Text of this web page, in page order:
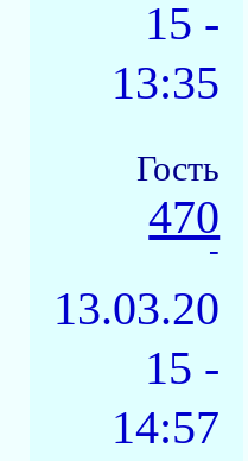
15 -
13:35
Гость
470
-
13.03.20
15 -
14:57